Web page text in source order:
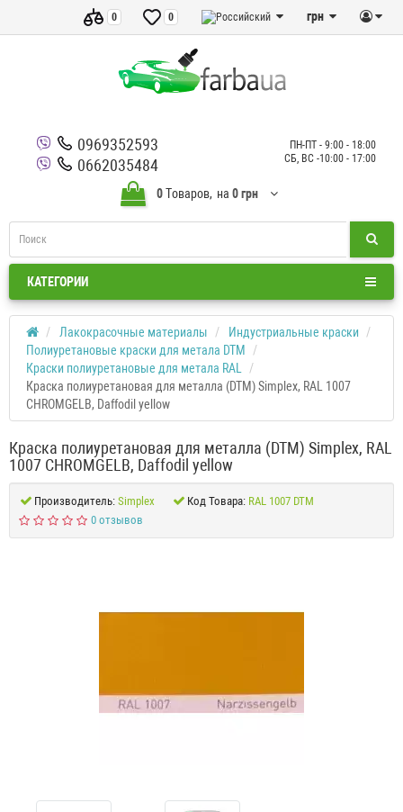
грн
0
0
0969352593
0662035484
ПН-ПТ - 9:00 - 18:00
СБ, ВС -10:00 - 17:00
0Tоваров, на 0 грн
КАТЕГОРИИ
Лакокрасочные материалы
Индустриальные краски
Полиуретановые краски для метала DTM
Краски полиуретановые для метала RAL
Краска полиуретановая для металла (DTM) Simplex, RAL 1007
CHROMGELB, Daffodil yellow
Краска полиуретановая для металла (DTM) Simplex, RAL
1007 CHROMGELB, Daffodil yellow
Производитель: Simplex Код Товара: RAL 1007 DTM
0 отзывов